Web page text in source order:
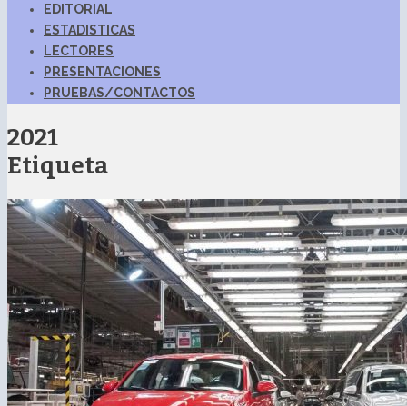
EDITORIAL
ESTADISTICAS
LECTORES
PRESENTACIONES
PRUEBAS/CONTACTOS
2021
Etiqueta